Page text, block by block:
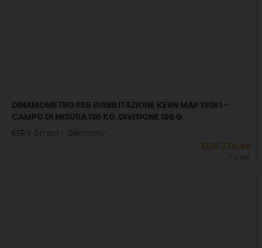
DINAMOMETRO PER RIABILITAZIONE KERN MAP 130K1 -
CAMPO DI MISURA 130 KG, DIVISIONE 100 G
KERN GmbH - Germany
EUR 374,44
IVA incl.